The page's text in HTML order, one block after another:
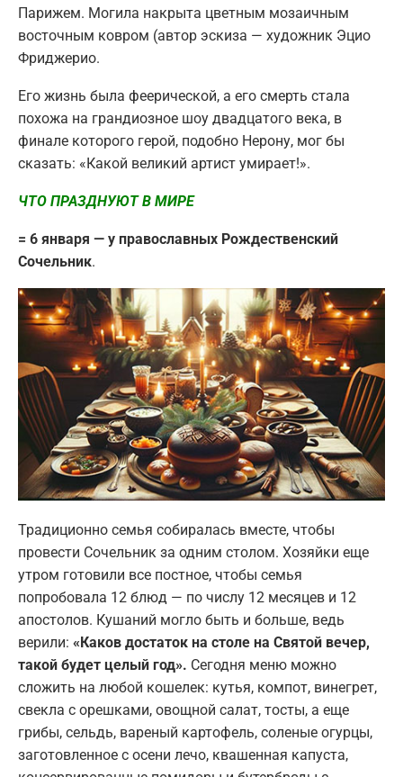
Парижем. Могила накрыта цветным мозаичным
восточным ковром (автор эскиза — художник Эцио
Фриджерио.
Его жизнь была феерической, а его смерть стала
похожа на грандиозное шоу двадцатого века, в
финале которого герой, подобно Нерону, мог бы
сказать: «Какой великий артист умирает!».
ЧТО ПРАЗДНУЮТ В МИРЕ
= 6 января — у православных Рождественский
Сочельник.
Традиционно семья собиралась вместе, чтобы
провести Сочельник за одним столом. Хозяйки еще
утром готовили все постное, чтобы семья
попробовала 12 блюд — по числу 12 месяцев и 12
апостолов. Кушаний могло быть и больше, ведь
верили: «Каков достаток на столе на Святой вечер,
такой будет целый год». Сегодня меню можно
сложить на любой кошелек: кутья, компот, винегрет,
свекла с орешками, овощной салат, тосты, а еще
грибы, сельдь, вареный картофель, соленые огурцы,
заготовленное с осени лечо, квашенная капуста,